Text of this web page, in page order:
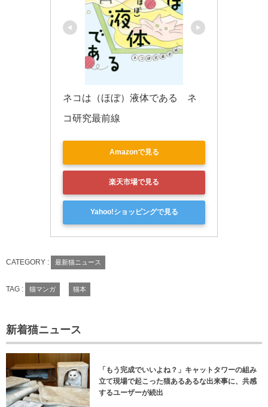
ネコは（ほぼ）液体である　ネ
コ研究最前線
Amazonで見る
楽天市場で見る
Yahoo!ショッピングで見る
CATEGORY : 最新猫ニュース
TAG : 猫マンガ 猫本
新着猫ニュース
「もう完成でいいよね？」キャットタワーの組み
立て現場で起こった猫あるあるな出来事に、共感
するユーザーが続出